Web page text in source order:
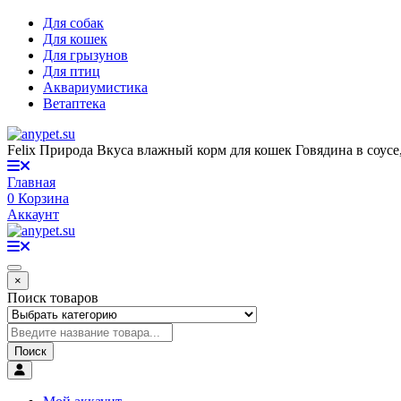
Для собак
Для кошек
Для грызунов
Для птиц
Аквариумистика
Ветаптека
Felix Природа Вкуса влажный корм для кошек Говядина в
Главная
0 Корзина
Аккаунт
×
Поиск товаров
Поиск